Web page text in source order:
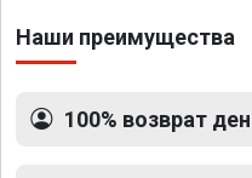
Наши преимущества
100% возврат